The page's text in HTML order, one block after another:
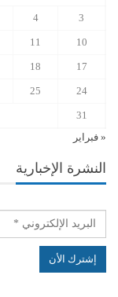
3
4
10
11
17
18
24
25
31
« فبراير
النشرة الإخبارية